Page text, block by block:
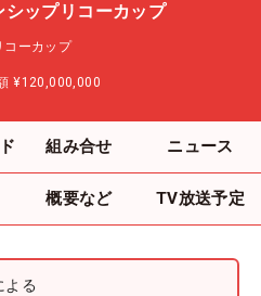
ップリコーカップ
コーカップ
¥120,000,000
組み合せ ニュース
概要など TV放送予定
よる